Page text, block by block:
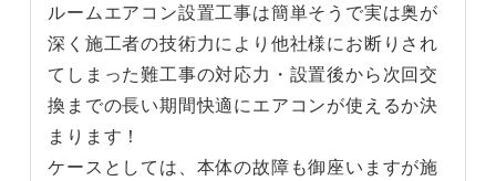
ルームエアコン設置工事は簡単そうで実は奥が
深く施工者の技術力により他社様にお断りされ
てしまった難工事の対応力・設置後から次回交
換までの長い期間快適にエアコンが使えるか決
まります！
ケースとしては、本体の故障も御座いますが施